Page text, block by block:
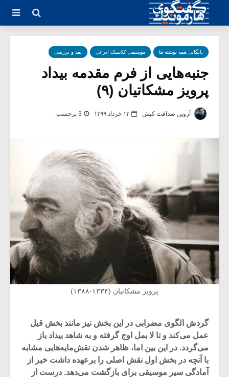
بایگانی همه نوشته ها موسیقی کلاسیک ایرانی نقد و بررسی
جنبه‌هایی از فرم مقدمه‌ بیداد
پرویز مشکاتیان (۹)
آروین صداقت کیش ۱۲ خرداد ۱۳۹۹ 3 برچسب -
پرویز مشکاتیان (۱۳۳۴-۱۳۸۸)
گردش الگوی مضرابی در این بخش نیز مانند بخش قبل
عمل می‌کند و تا لا بمل اوج گرفته و به شاهد بیداد باز
می‌گردد. در این بین اما، ظاهر شدن نقش‌مایه‌هایی مشابه
با آنچه در بخش اول نقش اصلی را برعهده داشت خبر از
آمادگی سیر موسیقی برای بازگشت می‌دهد. درست از